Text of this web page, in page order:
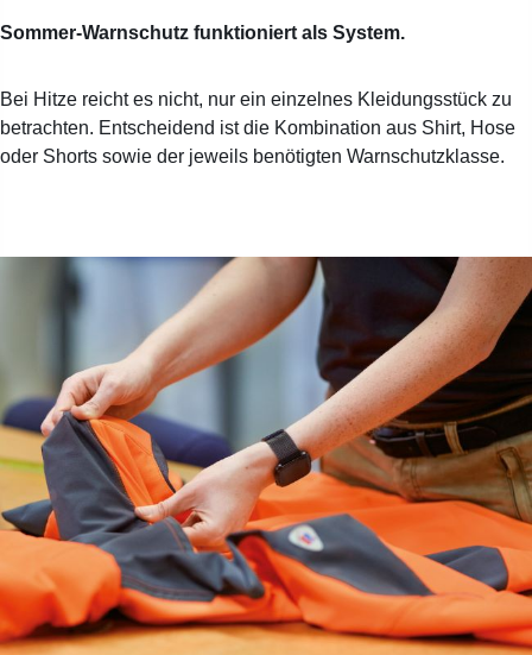
Sommer-Warnschutz funktioniert als System.
Bei Hitze reicht es nicht, nur ein einzelnes Kleidungsstück zu
betrachten. Entscheidend ist die Kombination aus Shirt, Hose
oder Shorts sowie der jeweils benötigten Warnschutzklasse.